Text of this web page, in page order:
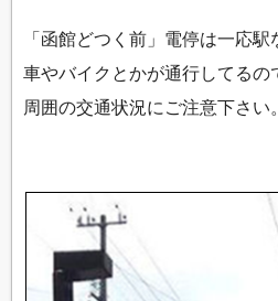
「函館どつく前」電停は一応
車やバイクとかが通行してるの
周囲の交通状況にご注意下さい。